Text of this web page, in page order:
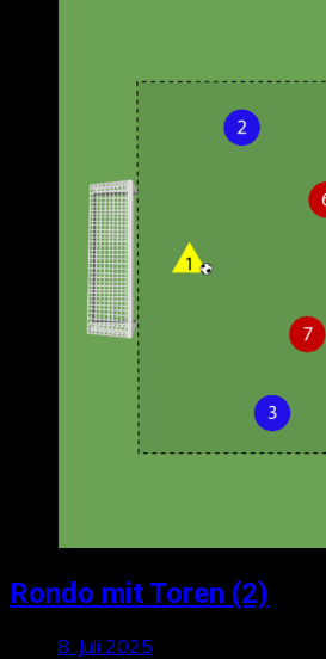
Rondo mit Toren (2)
8. Juli 2025